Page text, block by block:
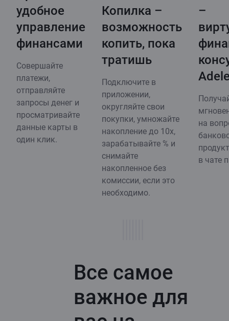
удобное
управление
финансами
Совершайте
платежи,
отправляйте
запросы денег и
просматривайте
данные карты в
один клик.
Копилка –
возможность
копить, пока
тратишь
Подключите в
приложении,
округляйте свои
покупки, умножайте
накопление до 10х,
зарабатывайте % и
снимайте
накопленное без
комиссии, если это
необходимо.
–
на
в чате
Все самое
важное для